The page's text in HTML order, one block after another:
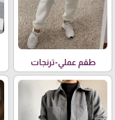
طقم عملي-ترنجات